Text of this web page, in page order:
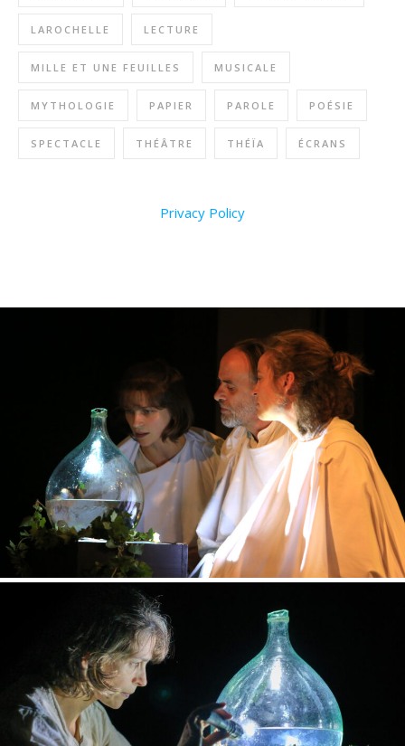
LAROCHELLE LECTURE
MILLE ET UNE FEUILLES MUSICALE
MYTHOLOGIE PAPIER PAROLE POÉSIE
SPECTACLE THÉÂTRE THÉÏA ÉCRANS
Privacy Policy